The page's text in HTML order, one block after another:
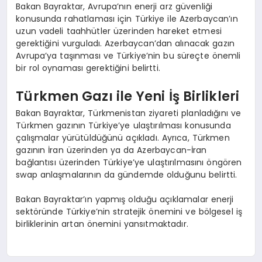
Bakan Bayraktar, Avrupa’nın enerji arz güvenliği
konusunda rahatlaması için Türkiye ile Azerbaycan’ın
uzun vadeli taahhütler üzerinden hareket etmesi
gerektiğini vurguladı. Azerbaycan’dan alınacak gazın
Avrupa’ya taşınması ve Türkiye’nin bu süreçte önemli
bir rol oynaması gerektiğini belirtti.
Türkmen Gazı ile Yeni İş Birlikleri
Bakan Bayraktar, Türkmenistan ziyareti planladığını ve
Türkmen gazının Türkiye’ye ulaştırılması konusunda
çalışmalar yürütüldüğünü açıkladı. Ayrıca, Türkmen
gazının İran üzerinden ya da Azerbaycan-İran
bağlantısı üzerinden Türkiye’ye ulaştırılmasını öngören
swap anlaşmalarının da gündemde olduğunu belirtti.
Bakan Bayraktar’ın yapmış olduğu açıklamalar enerji
sektöründe Türkiye’nin stratejik önemini ve bölgesel iş
birliklerinin artan önemini yansıtmaktadır.